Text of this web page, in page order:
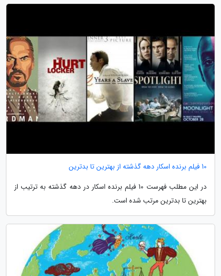
10 فیلم برنده اسکار دهه گذشته از بهترین تا بدترین
در این مطلب فهرست 10 فیلم برنده اسکار در دهه گذشته به ترتیب از
بهترین تا بدترین مرتب شده است.